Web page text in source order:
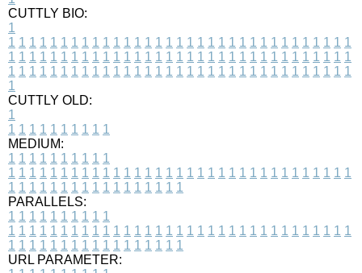
CUTTLY BIO:
1
1 1 1 1 1 1 1 1 1 1 1 1 1 1 1 1 1 1 1 1 1 1 1 1 1 1 1 1 1 1 1 1 1
1 1 1 1 1 1 1 1 1 1 1 1 1 1 1 1 1 1 1 1 1 1 1 1 1 1 1 1 1 1 1 1 1
1 1 1 1 1 1 1 1 1 1 1 1 1 1 1 1 1 1 1 1 1 1 1 1 1 1 1 1 1 1 1 1 1
1
CUTTLY OLD:
1
1 1 1 1 1 1 1 1 1 1
MEDIUM:
1 1 1 1 1 1 1 1 1 1
1 1 1 1 1 1 1 1 1 1 1 1 1 1 1 1 1 1 1 1 1 1 1 1 1 1 1 1 1 1 1 1 1
1 1 1 1 1 1 1 1 1 1 1 1 1 1 1 1 1
PARALLELS:
1 1 1 1 1 1 1 1 1 1
1 1 1 1 1 1 1 1 1 1 1 1 1 1 1 1 1 1 1 1 1 1 1 1 1 1 1 1 1 1 1 1 1
1 1 1 1 1 1 1 1 1 1 1 1 1 1 1 1 1
URL PARAMETER: